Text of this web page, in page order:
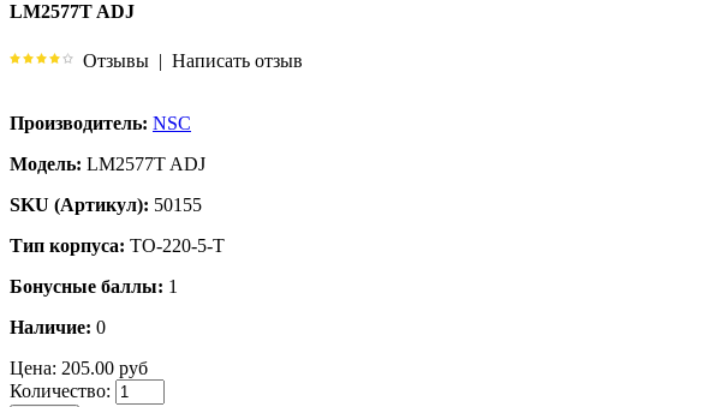
LM2577T ADJ
Отзывы | Написать отзыв
Производитель: NSC
Модель: LM2577T ADJ
SKU (Артикул): 50155
Тип корпуса: TO-220-5-T
Бонусные баллы: 1
Наличие: 0
Цена: 205.00 руб
Количество: